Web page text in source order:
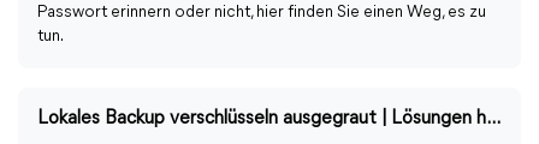
Passwort erinnern oder nicht, hier finden Sie einen Weg, es zu
tun.
Lokales Backup verschlüsseln ausgegraut | Lösungen hier finden